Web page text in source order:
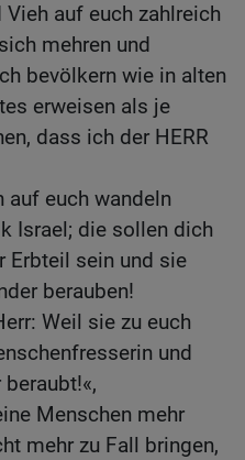
auf euch zahlreich
mehren und
bevölkern wie in alten
erweisen als je
dass ich der HERR
auf euch wandeln
Israel; die sollen dich
Erbteil sein und sie
berauben!
Weil sie zu euch
und
Menschen mehr
mehr zu Fall bringen,